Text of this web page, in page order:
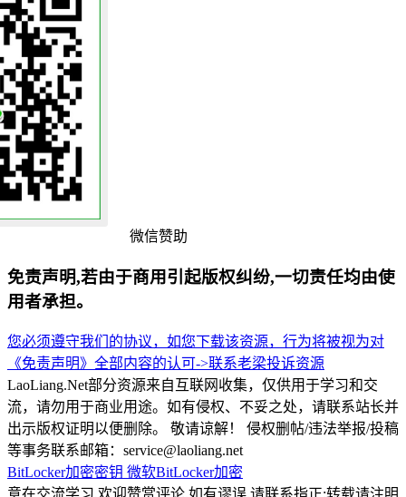
微信赞助
免责声明,若由于商用引起版权纠纷,一切责任均由使
用者承担。
您必须遵守我们的协议，如您下载该资源，行为将被视为对
《免责声明》全部内容的认可->联系老梁投诉资源
LaoLiang.Net部分资源来自互联网收集，仅供用于学习和交
流，请勿用于商业用途。如有侵权、不妥之处，请联系站长并
出示版权证明以便删除。 敬请谅解！ 侵权删帖/违法举报/投稿
等事务联系邮箱：service@laoliang.net
BitLocker加密密钥 微软BitLocker加密
意在交流学习,欢迎赞赏评论,如有谬误,请联系指正;转载请注明